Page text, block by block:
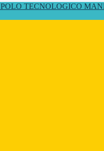
POLO TECNOLOGICO